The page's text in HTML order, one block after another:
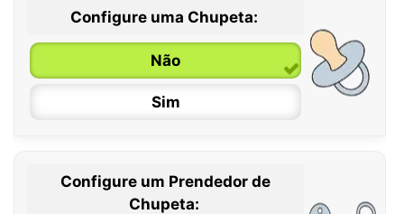
Configure uma Chupeta:
Não
Sim
0 / 6 meses
Configure um Prendedor de
Chupeta: